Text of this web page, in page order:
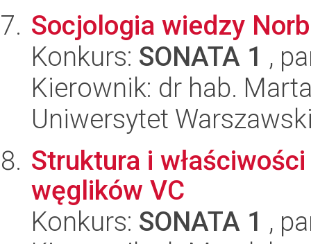
Socjologia wiedzy
Konkurs: SONATA 1 ,
Kierownik: dr hab.
Uniwersytet
Struktura i
węglików VC
Konkurs: SONATA 1 ,